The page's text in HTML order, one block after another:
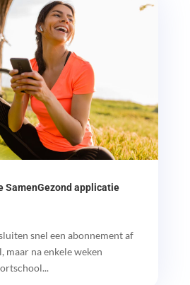
SamenGezond applicatie
snel een abonnement af
maar na enkele weken